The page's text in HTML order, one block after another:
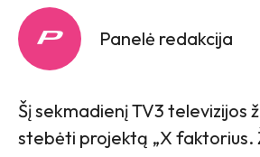
Panelė redakcija
Šį sekmadienį TV3 televizijos
stebėti projektą „X faktorius.